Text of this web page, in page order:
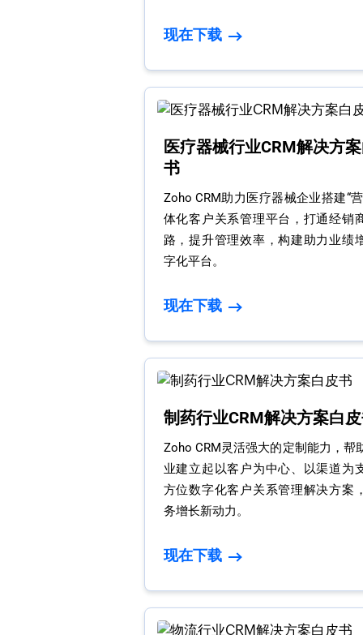
现在下载
医疗器械行业CRM解决方
书
Zoho CRM助力医疗器械企业搭建“
体化客户关系管理平台，打通经销
路，提升管理效率，构建助力业绩
字化平台。
现在下载
制药行业CRM解决方案白
Zoho CRM灵活强大的定制能力，帮
业建立起以客户为中心、以渠道为
方位数字化客户关系管理解决方案
务增长新动力。
现在下载